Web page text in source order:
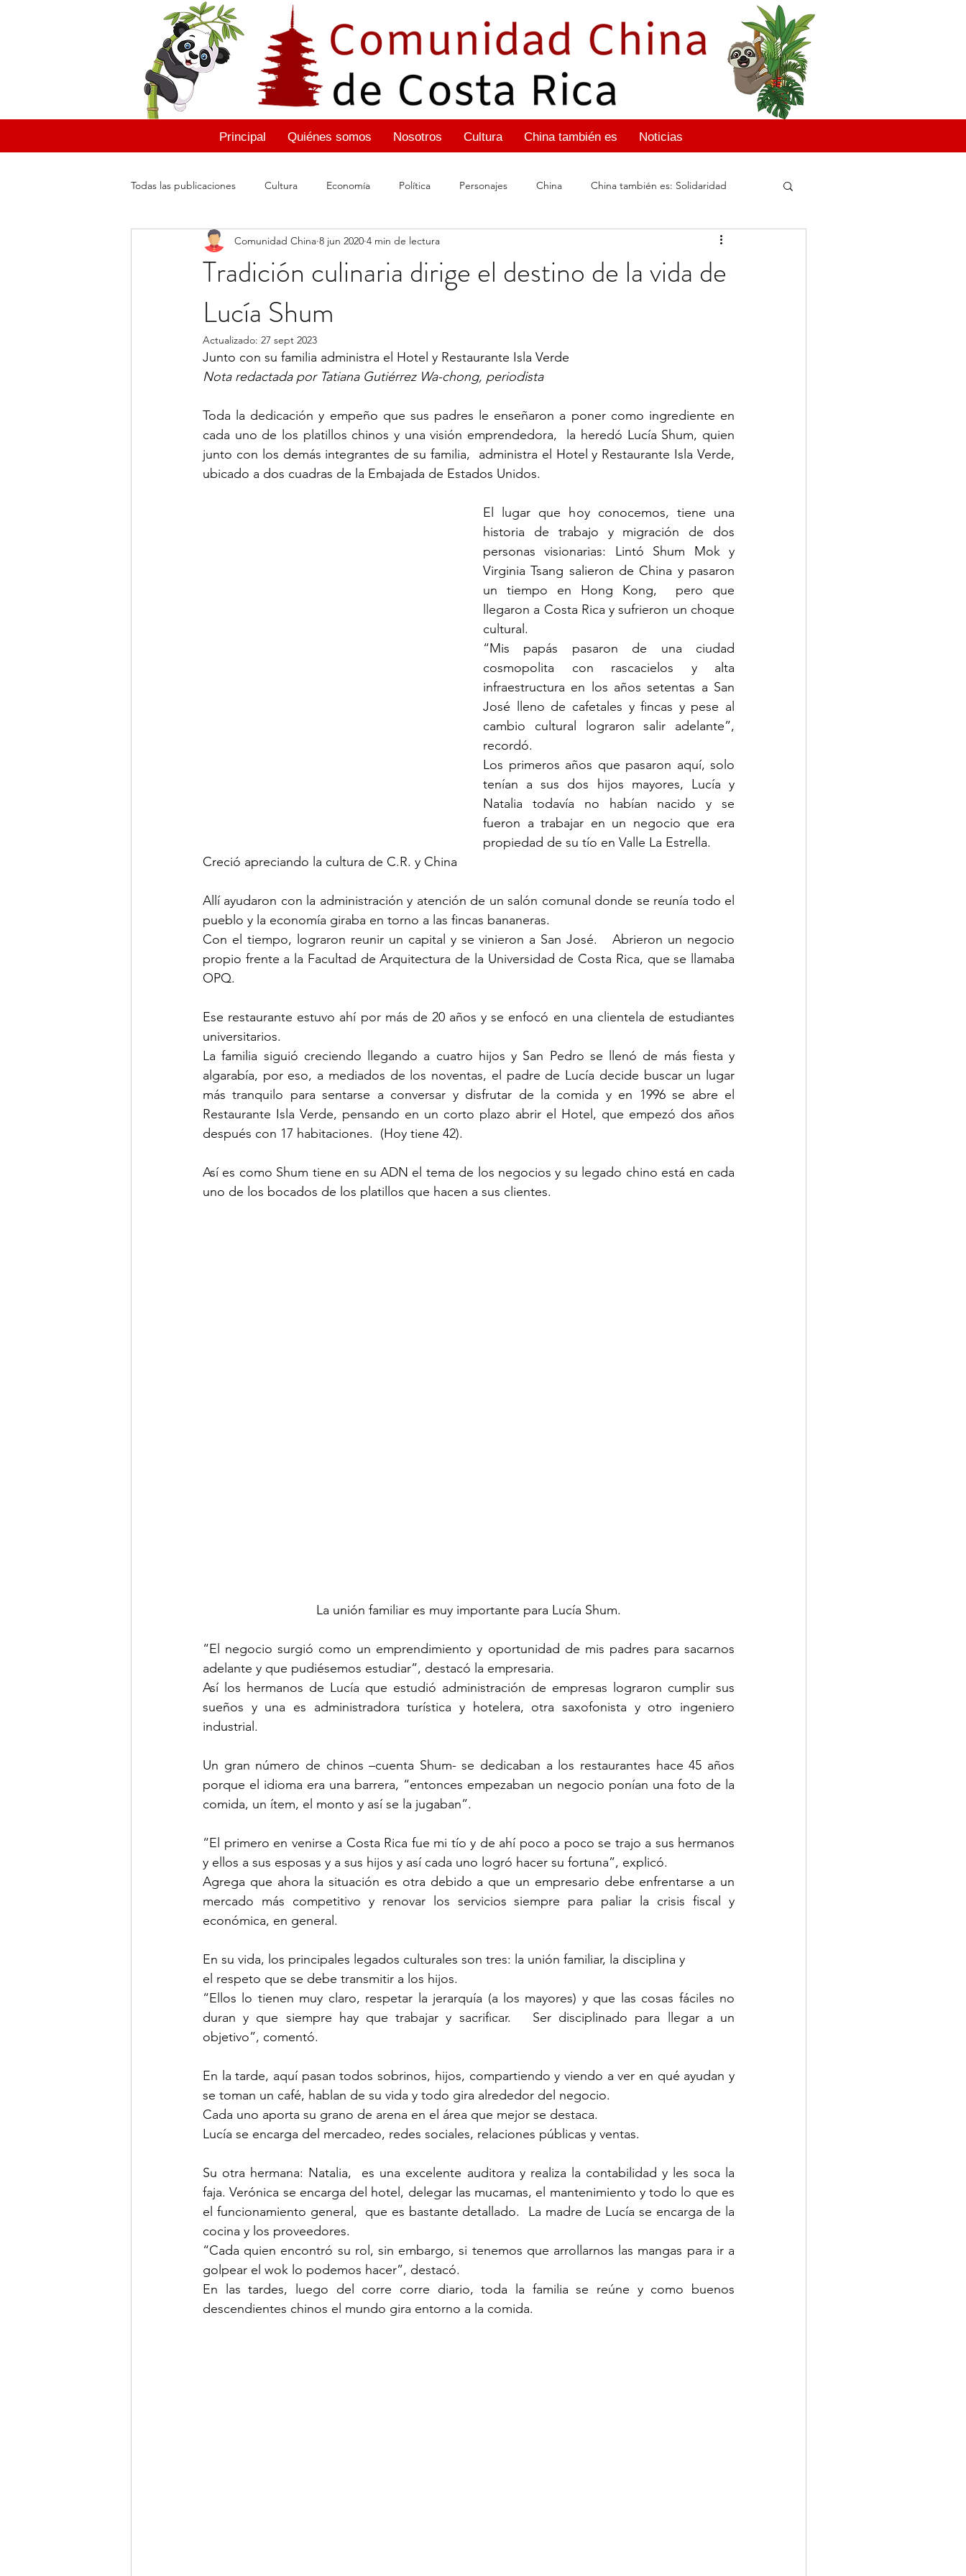
Principal Quiénes somos Nosotros Cultura China también es Noticias
Todas las publicaciones Cultura Economía Política Personajes China China también es: Solidaridad
Cuentos Chinos Moisés León Visas chinas China también es: Conquista espacia
Tradición culinaria dirige el destino de la vida de
Lucía Shum
Comunidad China 8 jun 2020 4 min de lectura
Actualizado: 27 sept 2023
Junto con su familia administra el Hotel y Restaurante Isla Verde
Nota redactada por Tatiana Gutiérrez Wa-chong, periodista
Toda la dedicación y empeño que sus padres le enseñaron a poner como ingrediente en
cada uno de los platillos chinos y una visión emprendedora,  la heredó Lucía Shum, quien
junto con los demás integrantes de su familia,  administra el Hotel y Restaurante Isla Verde,
ubicado a dos cuadras de la Embajada de Estados Unidos.
El lugar que hoy conocemos, tiene una
historia de trabajo y migración de dos
personas visionarias: Lintó Shum Mok y
Virginia Tsang salieron de China y pasaron
un tiempo en Hong Kong,  pero que
llegaron a Costa Rica y sufrieron un choque
cultural.
“Mis papás pasaron de una ciudad
cosmopolita con rascacielos y alta
infraestructura en los años setentas a San
José lleno de cafetales y fincas y pese al
cambio cultural lograron salir adelante”,
recordó.
Los primeros años que pasaron aquí, solo
tenían a sus dos hijos mayores, Lucía y
Natalia todavía no habían nacido y se
fueron a trabajar en un negocio que era
propiedad de su tío en Valle La Estrella.
Creció apreciando la cultura de C.R. y China
Allí ayudaron con la administración y atención de un salón comunal donde se reunía todo el
pueblo y la economía giraba en torno a las fincas bananeras.
Con el tiempo, lograron reunir un capital y se vinieron a San José.   Abrieron un negocio
propio frente a la Facultad de Arquitectura de la Universidad de Costa Rica, que se llamaba
OPQ.
Ese restaurante estuvo ahí por más de 20 años y se enfocó en una clientela de estudiantes
universitarios.
La familia siguió creciendo llegando a cuatro hijos y San Pedro se llenó de más fiesta y
algarabía, por eso, a mediados de los noventas, el padre de Lucía decide buscar un lugar
más tranquilo para sentarse a conversar y disfrutar de la comida y en 1996 se abre el
Restaurante Isla Verde, pensando en un corto plazo abrir el Hotel, que empezó dos años
después con 17 habitaciones.  (Hoy tiene 42).
Así es como Shum tiene en su ADN el tema de los negocios y su legado chino está en cada
uno de los bocados de los platillos que hacen a sus clientes.
La unión familiar es muy importante para Lucía Shum.
“El negocio surgió como un emprendimiento y oportunidad de mis padres para sacarnos
adelante y que pudiésemos estudiar”, destacó la empresaria.
Así los hermanos de Lucía que estudió administración de empresas lograron cumplir sus
sueños y una es administradora turística y hotelera, otra saxofonista y otro ingeniero
industrial.
Un gran número de chinos –cuenta Shum- se dedicaban a los restaurantes hace 45 años
porque el idioma era una barrera, “entonces empezaban un negocio ponían una foto de la
comida, un ítem, el monto y así se la jugaban”.
“El primero en venirse a Costa Rica fue mi tío y de ahí poco a poco se trajo a sus hermanos
y ellos a sus esposas y a sus hijos y así cada uno logró hacer su fortuna”, explicó.
Agrega que ahora la situación es otra debido a que un empresario debe enfrentarse a un
mercado más competitivo y renovar los servicios siempre para paliar la crisis fiscal y
económica, en general.
En su vida, los principales legados culturales son tres: la unión familiar, la disciplina y
el respeto que se debe transmitir a los hijos.
“Ellos lo tienen muy claro, respetar la jerarquía (a los mayores) y que las cosas fáciles no
duran y que siempre hay que trabajar y sacrificar.   Ser disciplinado para llegar a un
objetivo”, comentó.
En la tarde, aquí pasan todos sobrinos, hijos, compartiendo y viendo a ver en qué ayudan y
se toman un café, hablan de su vida y todo gira alrededor del negocio.
Cada uno aporta su grano de arena en el área que mejor se destaca.
Lucía se encarga del mercadeo, redes sociales, relaciones públicas y ventas.
Su otra hermana: Natalia,  es una excelente auditora y realiza la contabilidad y les soca la
faja. Verónica se encarga del hotel, delegar las mucamas, el mantenimiento y todo lo que es
el funcionamiento general,  que es bastante detallado.  La madre de Lucía se encarga de la
cocina y los proveedores.
“Cada quien encontró su rol, sin embargo, si tenemos que arrollarnos las mangas para ir a
golpear el wok lo podemos hacer”, destacó.
En las tardes, luego del corre corre diario, toda la familia se reúne y como buenos
descendientes chinos el mundo gira entorno a la comida.